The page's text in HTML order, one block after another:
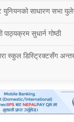
युनियनको साधारण सभा
पाठ्यक्रम सुधार्न गोष्ठी
स्कुल डिस्ट्रिक्टसँग